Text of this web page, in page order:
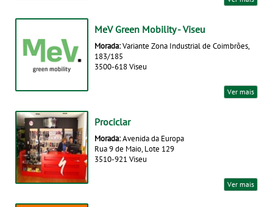
MeV Green Mobility - Viseu
Morada:Variante Zona Industrial de Coimbrões,
183/185
3500-618 Viseu
Ver mais
Prociclar
Morada:Avenida da Europa
Rua 9 de Maio, Lote 129
3510-921 Viseu
Ver mais